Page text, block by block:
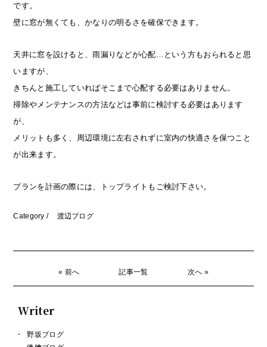
です。
壁に窓が無くても、かなりの明るさを確保できます。
天井に窓を設けると、雨漏りなどが心配…という方もおられると思
いますが、
きちんと施工していればそこまで心配する必要はありません。
掃除やメンテナンスの方法などは事前に検討する必要はあります
が、
メリットも多く、周辺環境に左右されずに室内の快適さを保つこと
が出来ます。
プランを計画の際には、トップライトもご検討下さい。
Category / 渡辺ブログ
« 前へ 記事一覧 次へ »
Writer
野坂ブログ